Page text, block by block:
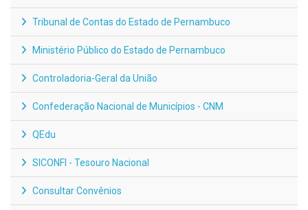
Tribunal de Contas do Estado de Pernambuco
Ministério Público do Estado de Pernambuco
Controladoria-Geral da União
Confederação Nacional de Municípios - CNM
QEdu
SICONFI - Tesouro Nacional
Consultar Convênios